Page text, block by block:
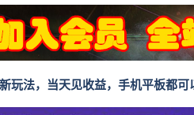
玩法，当天见收益，手机平板都可